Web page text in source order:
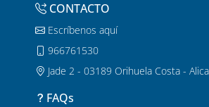
CONTACTO
Escríbenos aquí
966761530
Jade 2 - 03189 Orihuela Costa -
FAQs